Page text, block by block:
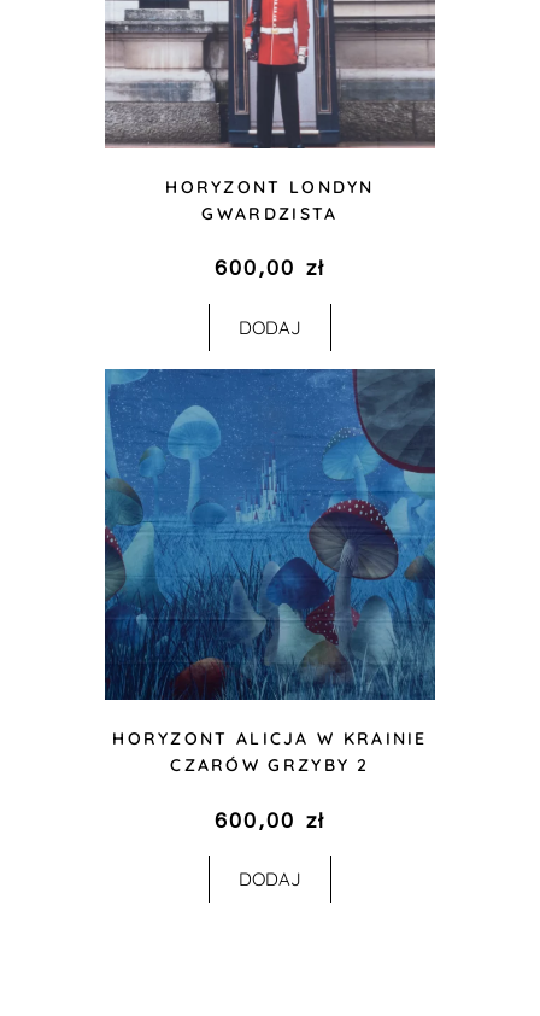
HORYZONT LONDYN
GWARDZISTA
600,00 zł
DODAJ
HORYZONT ALICJA W KRAINIE
CZARÓW GRZYBY 2
600,00 zł
DODAJ